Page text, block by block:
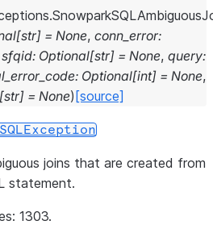
[str] = None, conn_error:
sfqid: Optional[str] = None, query:
: Optional[int] = None,
[str] = None) [source]
joins that are created from
statement.
1303.